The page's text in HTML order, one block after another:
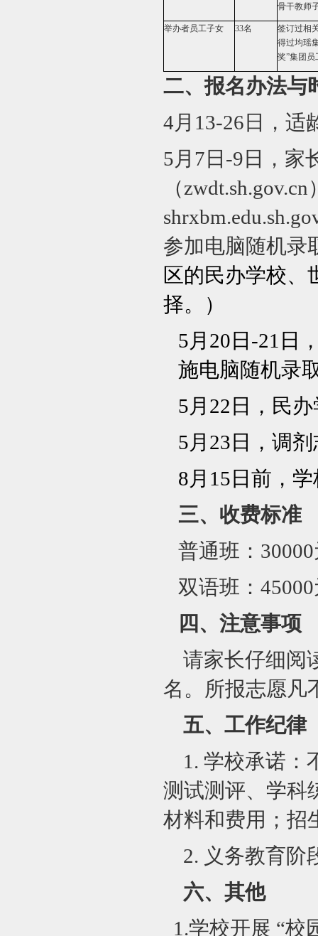
骨干教师
举办者员工子女 33名
签订过相
得过均瑶
奖”集团
二、报名办法与
4月13-26日，适
5月7日-9日，家
（
参加电脑随机录
区的民办学校、
择。）
5月20日-21日
施电脑随机录
5月22日，民
5月23日，调
8月15日前，
三、收费标准
普通班：
双语班：
四、注意事项
请家长仔细阅
名。所报志愿凡
五、 工作纪律
1. 学校承诺：
测试测评、学科
材料和费用；招
2. 义务教育阶
六、 其他
1.学校开展 “校